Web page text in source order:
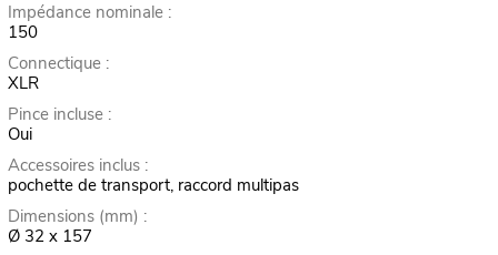
Impédance nominale :
150
Connectique :
XLR
Pince incluse :
Oui
Accessoires inclus :
pochette de transport, raccord multipas
Dimensions (mm) :
Ø 32 x 157